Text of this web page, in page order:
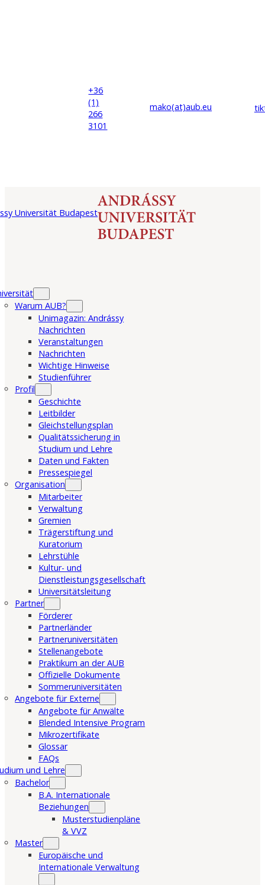
+36
(1)
266
3101
mako(at)aub.eu
Warum AUB?
Unimagazin: Andrássy
Nachrichten
Veranstaltungen
Nachrichten
Wichtige Hinweise
Studienführer
Profil
Geschichte
Leitbilder
Gleichstellungsplan
Qualitätssicherung in
Studium und Lehre
Daten und Fakten
Pressespiegel
Organisation
Mitarbeiter
Verwaltung
Gremien
Trägerstiftung und
Kuratorium
Lehrstühle
Kultur- und
Dienstleistungsgesellschaft
Universitätsleitung
Partner
Förderer
Partnerländer
Partneruniversitäten
Stellenangebote
Praktikum an der AUB
Offizielle Dokumente
Sommeruniversitäten
Angebote für Externe
Angebote für Anwälte
Blended Intensive Program
Mikrozertifikate
Glossar
FAQs
und Lehre
Bachelor
B.A. Internationale
Beziehungen
Musterstudienpläne
& VVZ
Master
Europäische und
Internationale Verwaltung